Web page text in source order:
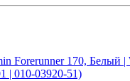
Forerunner 170, Белый |
| 010-03920-51)